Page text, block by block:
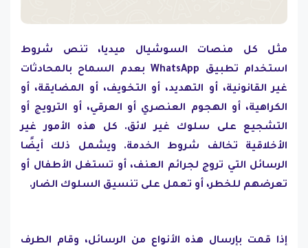
مثل كل منصات السوشيال ميديا، تنص شروط
استخدام تطبيق WhatsApp بعدم السماح بالمحادثات
غير القانونية، أو التهديد، أو التخويف، أو المضايقة، أو
الكراهية، أو الهجوم العنصري أو العرقي، أو الترويج أو
التشجيع على سلوك غير لائق. كل هذه الأمور غير
الأخلاقية تخالف شروط الخدمة. ويشمل ذلك أيضًا
الرسائل التي تروج لجرائم العنف، أو تستغل الأطفال أو
تعرضهم للخطر، أو تعمل على تنسيق السلوك الضار.
إذا قمت بإرسال هذه الأنواع من الرسائل، وقام الطرف